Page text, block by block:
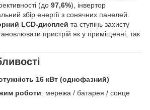
(до 97,6%), інвертор
збір енергії з сонячних панелей.
LCD-дисплей та ступінь захисту
пристрій як у приміщенні, так
16 кВт (однофазний)
роботи: мережа / батарея / сонце